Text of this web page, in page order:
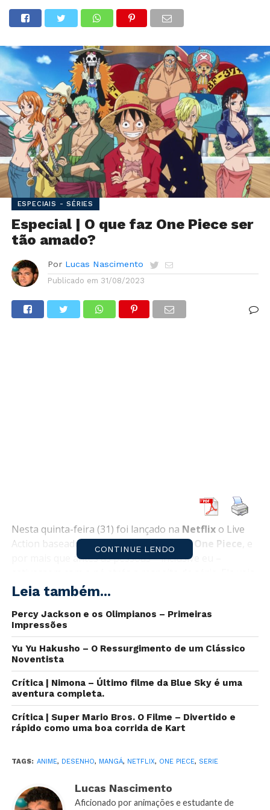
ESPECIAIS - SÉRIES
Especial | O que faz One Piece ser
tão amado?
Por Lucas Nascimento
Publicado em 31/08/2023
Nesta quinta-feira (31) foi lançado na Netflixo Live
Action baseado na obra deEiichiro Oda,One Piece , e
por mais que antes as pessoas – inclusive eu –
ganhando certo redenção com o passar do tempo por
dos trailers que mostravam que ela ia sim abraçar a
“bizarrice” do anime/mangá.
Mas o que faz dessa obra tão longa (até o momento
em que esse texto foi escrito o mangá está em sua
1091° edição e o anime se encontra no episódio 1074),
ser tão amada e aclamada no mundo inteiro? Bom eu
não tenho a resposta exata, mas posso dizer o que me
levou a querer se tornar parte da tripulação de Luffy
CONTINUE LENDO
Leia também...
Percy Jackson e os Olimpianos – Primeiras
Impressões
Yu Yu Hakusho – O Ressurgimento de um Clássico
Noventista
Crítica | Nimona – Último filme da Blue Sky é uma
aventura completa.
Crítica | Super Mario Bros. O Filme – Divertido e
rápido como uma boa corrida de Kart
TAGS: ANIME, DESENHO, MANGÁ, NETFLIX, ONE PIECE, SERIE
Lucas Nascimento
Aficionado por animações e estudante de